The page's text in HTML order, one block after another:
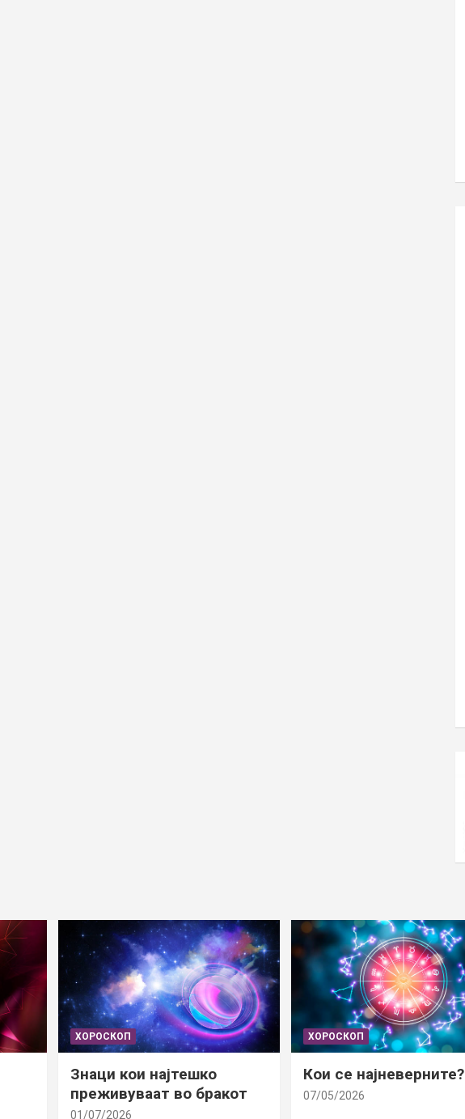
ХОРОСКОП
Знаци кои најтешко
преживуваат во бракот
01/07/2026
ХОРОСКОП
Кои се најневерните?
07/05/2026